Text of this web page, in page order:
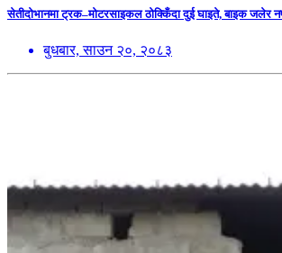
सेतीदोभानमा ट्रक–मोटरसाइकल ठोक्किँदा दुई घाइते, बाइक जलेर
बुधबार, साउन २०, २०८३